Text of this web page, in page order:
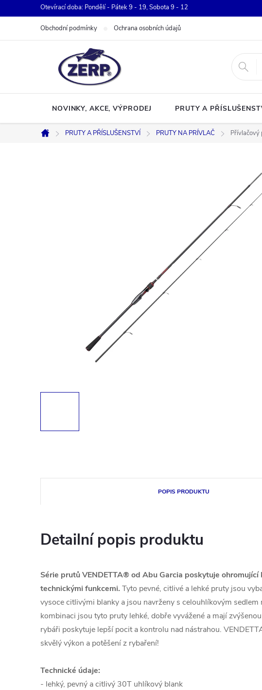
na
Otevírací doba: Pondělí - Pátek 9 - 19, Sobota 9 - 12
Obchodní podmínky Ochrana osobních údajů
NOVINKY, AKCE, VÝPRODEJ PRUTY A
Domů
PRUTY A PŘÍSLUŠENSTVÍ PRUTY NA PRÍVLAČ Přívlačový
POPIS PRODUKTU
Detailní popis produktu
Série prutů VENDETTA® od Abu Garcia poskytuje
technickými funkcemi. Tyto pevné, citlivé a lehké pruty jsou
vysoce citlivými blanky a jsou navrženy s celouhlíkovým sedlem
kombinaci jsou tyto pruty lehké, dobře vyvážené a mají
rybáři poskytuje lepší pocit a kontrolu nad nástrahou.
skvělý výkon a potěšení z rybaření!
Technické údaje:
- lehký, pevný a citlivý 30T uhlíkový blank